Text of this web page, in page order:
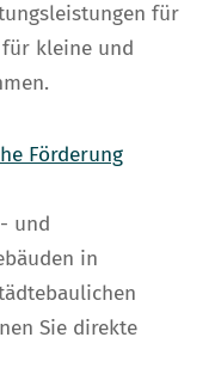
für
kleine und
Förderung
und
in
Sie direkte